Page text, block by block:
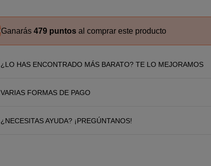
Ganarás 479 puntos al comprar este producto
¿LO HAS ENCONTRADO MÁS BARATO? TE LO MEJORAMOS
VARIAS FORMAS DE PAGO
¿NECESITAS AYUDA? ¡PREGÚNTANOS!